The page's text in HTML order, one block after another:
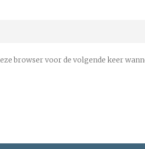
browser voor de volgende keer